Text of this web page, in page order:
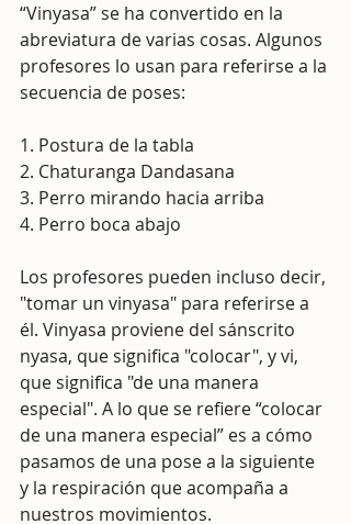
“Vinyasa” se ha convertido en la
abreviatura de varias cosas. Algunos
profesores lo usan para referirse a la
secuencia de poses:
1. Postura de la tabla
2. Chaturanga Dandasana
3. Perro mirando hacia arriba
4. Perro boca abajo
Los profesores pueden incluso decir,
"tomar un vinyasa" para referirse a
él. Vinyasa proviene del sánscrito
nyasa, que significa "colocar", y vi,
que significa "de una manera
especial". A lo que se refiere “colocar
de una manera especial” es a cómo
pasamos de una pose a la siguiente
y la respiración que acompaña a
nuestros movimientos.